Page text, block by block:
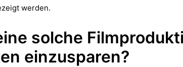
werden.
solche
einzusparen?